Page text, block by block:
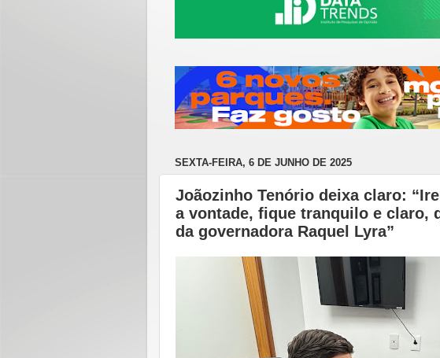
SEXTA-FEIRA, 6 DE JUNHO DE 2025
Joãozinho Tenório deixa claro:
a vontade, fique tranquilo e claro,
da governadora Raquel Lyra”